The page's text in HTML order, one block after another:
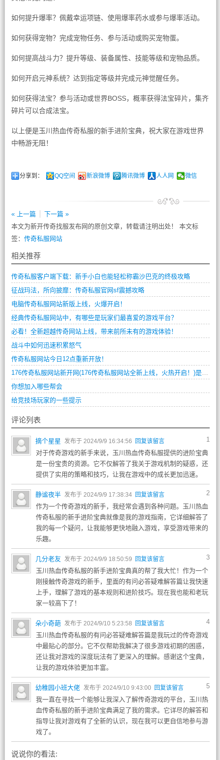
如何提升爆率？佩戴幸运项链、使用爆率药水或参与爆率活动。
如何获得宠物？完成宠物任务、参与活动或购买宠物蛋。
如何提高战斗力？提升等级、装备属性、技能等级和宠物品质。
如何开启元神系统？达到指定等级并完成元神觉醒任务。
如何获得法宝？参与活动或世界BOSS，概率获得法宝碎片，集齐
碎片可以合成法宝。
以上便是玉川热血传奇私服的新手进阶宝典，祝大家在游戏世界
中畅游无阻！
分享到： QQ空间 新浪微博 腾讯微博 人人网 微信
« 上一篇
下一篇 »
本文为新开传奇找服发布网的原创文章，转载请注明出处！ 本文标
签： 传奇私服网站
相关推荐
传奇私服客户端下载：新手小白也能轻松称霸沙巴克的终极攻略
征战玛法，所向披靡：传奇私服官网sf震撼攻略
电脑传奇私服网站新版上线，火爆开启！
经典传奇私服网站中，有哪些是玩家们最喜爱的游戏平台？
必看！全新超越传奇网站上线，带来前所未有的游戏体验！
战斗中如何迅速积累怒气
传奇私服网站今日12点重新开放！
176传奇私服网站新开网(176传奇私服网站全新上线，火热开启！)是一款全新的网络游戏，它的特点是让玩家可以在虚拟世界中尽情创造自己的角色、打造属于自己的装备和武器、组建自己的团队，从而实现自己的游戏目标。本文将为大家介绍这款网络游戏。
你想加入哪些帮会
给竞技场玩家的一些提示
评论列表
1
摘个星星 发布于 2024/9/9 16:34:56 回复该留言
对于传奇游戏的新手来说，玉川热血传奇私服提供的进阶宝典
是一份宝贵的资源。它不仅解答了我关于游戏机制的疑惑，还
提供了实用的策略和技巧，让我在游戏中的成长更加迅速。
2
静谧夜半 发布于 2024/9/9 17:38:34 回复该留言
作为一个传奇游戏的新手，我经常会遇到各种问题。玉川热血
传奇私服的新手进阶宝典就像是我的游戏指南，它详细解答了
我的每一个疑问，让我能够更快地融入游戏，享受游戏带来的
乐趣。
3
几分老友 发布于 2024/9/9 18:50:59 回复该留言
玉川热血传奇私服的新手进阶宝典真的帮了我大忙！作为一个
刚接触传奇游戏的新手，里面的有问必答疑难解答篇让我快速
上手，理解了游戏的基本规则和进阶技巧。现在我也能和老玩
家一较高下了！
4
朵小奇葩 发布于 2024/9/10 5:23:58 回复该留言
玉川热血传奇私服的有问必答疑难解答篇是我玩过的传奇游戏
中最贴心的部分。它不仅帮助我解决了很多游戏初期的困惑，
还让我对游戏的深度玩法有了更深入的理解。感谢这个宝典，
让我的游戏体验更加丰富。
5
幼稚园小班大佬 发布于 2024/9/10 9:43:00 回复该留言
我一直在寻找一个能够让我深入了解传奇游戏的平台，玉川热
血传奇私服的新手进阶宝典满足了我的需求。它详尽的解答和
指导让我对游戏有了全新的认识，现在我可以更自信地参与游
戏了。
说说你的看法: